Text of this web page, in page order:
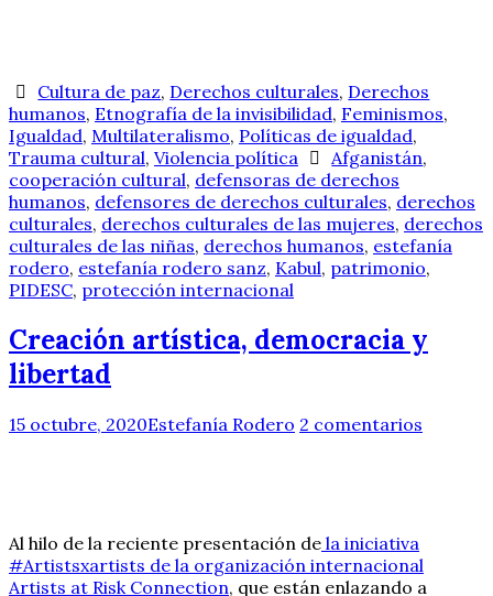
Cultura de paz, Derechos culturales, Derechos
humanos, Etnografía de la invisibilidad, Feminismos,
Igualdad, Multilateralismo, Políticas de igualdad,
Trauma cultural, Violencia política Afganistán,
cooperación cultural, defensoras de derechos
humanos, defensores de derechos culturales, derechos
culturales, derechos culturales de las mujeres, derechos
culturales de las niñas, derechos humanos, estefanía
rodero, estefanía rodero sanz, Kabul, patrimonio,
PIDESC, protección internacional
Creación artística, democracia y
libertad
15 octubre, 2020Estefanía Rodero 2 comentarios
Al hilo de la reciente presentación de la iniciativa
#Artistsxartists de la organización internacional
Artists at Risk Connection, que están enlazando a